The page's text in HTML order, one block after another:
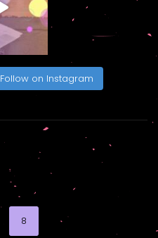
Follow on Instagram
8